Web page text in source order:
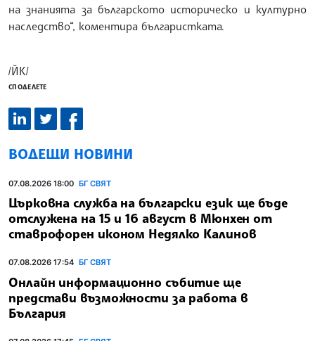
на знанията за българското историческо и културно
наследство“, коментира българистката.
/ЙК/
СПОДЕЛЕТЕ
ВОДЕЩИ НОВИНИ
07.08.2026 18:00 БГ СВЯТ
Църковна служба на български език ще бъде
отслужена на 15 и 16 август в Мюнхен от
ставрофорен иконом Недялко Калинов
07.08.2026 17:54 БГ СВЯТ
Онлайн информационно събитие ще
представи възможности за работа в
България